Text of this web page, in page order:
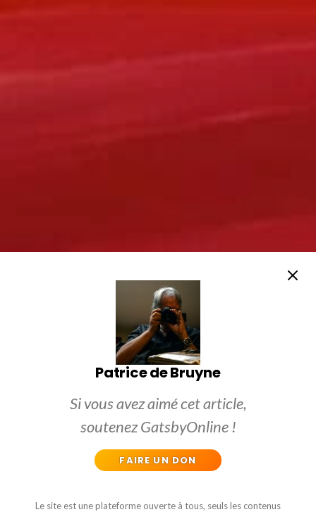
Patrice de Bruyne
Si vous avez aimé cet article,
soutenez GatsbyOnline !
FAIRE UN DON
Le site est une plateforme ouverte à tous, seuls les contenus